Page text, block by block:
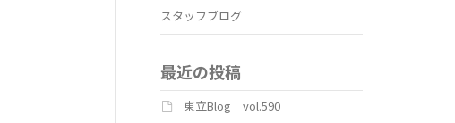
スタッフブログ
最近の投稿
東立Blog vol.590